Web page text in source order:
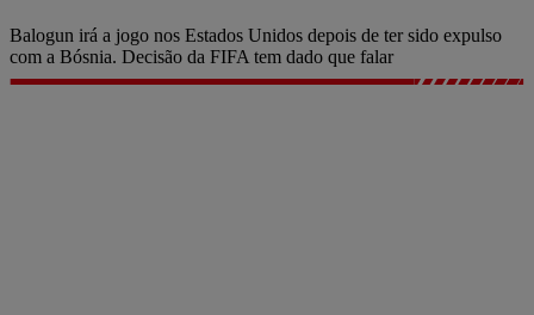
Balogun irá a jogo nos Estados Unidos depois de ter sido expulso
com a Bósnia. Decisão da FIFA tem dado que falar